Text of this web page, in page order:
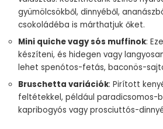
gyümölcsökből, dinnyéből,
csokoládéba is márthatjuk őket.
Mini quiche vagy sós muffinok:
készíteni, és hidegen vagy
lehet spenótos-fetás, baconös-
Bruschetta variációk: Pirított
feltétekkel, például paradicsomos-
kapribogyós vagy prosciuttós-